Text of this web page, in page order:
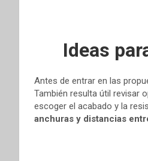
Ideas
Antes de entrar en las
También resulta útil revisar
escoger el acabado y la
anchuras y distancias